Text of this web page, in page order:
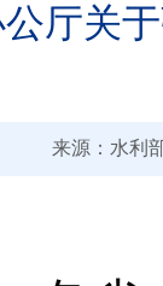
厅关
来源：水